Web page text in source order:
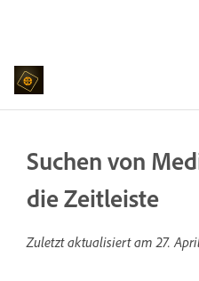
Suchen von
die Zeitleiste
Zuletzt aktualisiert am27.